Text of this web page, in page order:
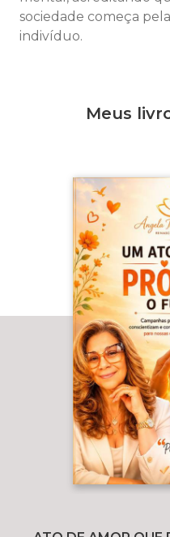
sociedade começa
indivíduo.
Meus